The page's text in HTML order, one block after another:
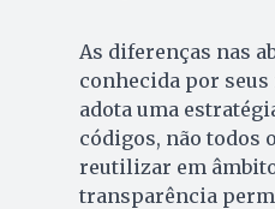
As diferenças nas
conhecida por
adota uma
códigos, não todos
reutilizar em
transparência